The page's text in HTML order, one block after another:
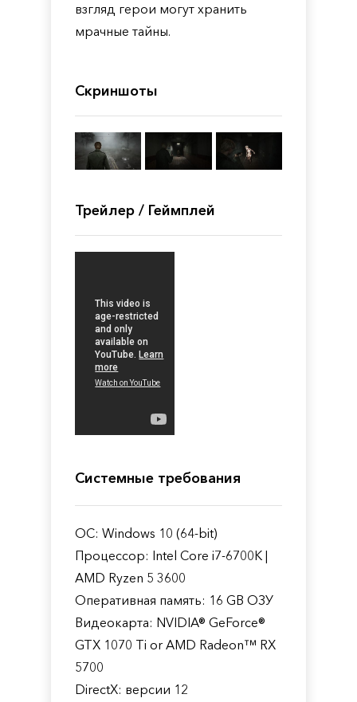
взгляд герои могут хранить
мрачные тайны.
Скриншоты
Трейлер / Геймплей
Системные требования
ОС: Windows 10 (64-bit)
Процессор: Intel Core i7-6700K |
AMD Ryzen 5 3600
Оперативная память: 16 GB ОЗУ
Видеокарта: NVIDIA® GeForce®
GTX 1070 Ti or AMD Radeon™ RX
5700
DirectX: версии 12